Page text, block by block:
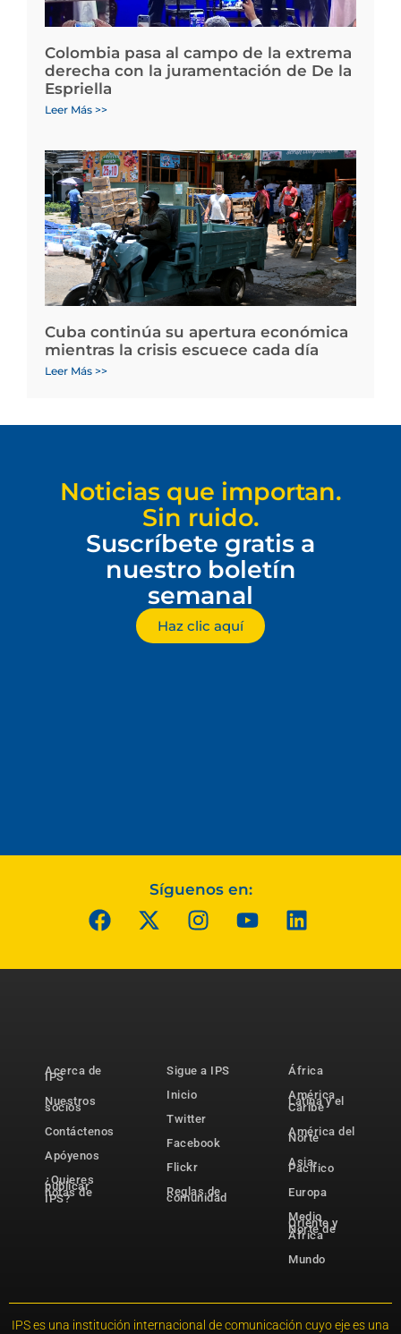
Colombia pasa al campo de la extrema
derecha con la juramentación de De la
Espriella
Leer Más >>
Cuba continúa su apertura económica
mientras la crisis escuece cada día
Leer Más >>
Noticias que importan.
Sin ruido.
Suscríbete gratis a
nuestro boletín
semanal
Haz clic aquí
Síguenos en:
Acerca de
IPS
Nuestros
socios
Contáctenos
Apóyenos
¿Quieres
publicar
notas de
IPS?
Sigue a IPS
Inicio
Twitter
Facebook
Flickr
Reglas de
comunidad
África
América
Latina y el
Caribe
América del
Norte
Asia-
Pacífico
Europa
Medio
Oriente y
Norte de
África
Mundo
IPS es una institución internacional de comunicación cuyo eje es una